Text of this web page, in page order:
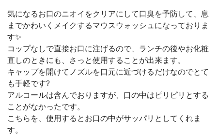
気になるお口のニオイをクリアにして口臭を予防して、息
までかわいくメイクするマウスウォッシュになっておりま
す✨
コップなしで直接お口に注げるので、ランチの後やお化粧
直しのときにも、さっと使用することが出来ます。
キャップを開けてノズルを口元に近づけるだけなのでとて
も手軽です?
アルコールは含んでおりますが、口の中はピリピリとする
ことがなかったです。
こちらを、使用するとお口の中がサッパリとしてくれま
す。